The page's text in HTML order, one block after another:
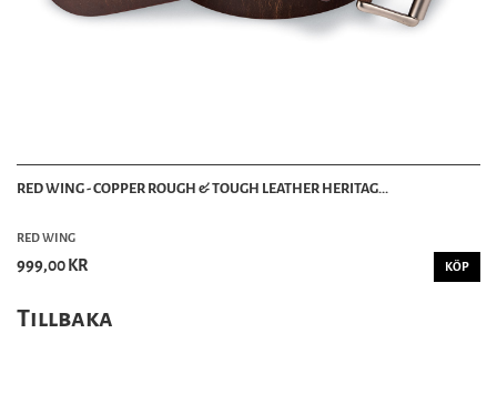
RED WING - COPPER ROUGH & TOUGH LEATHER HERITAG...
RED WING
999,00 KR KÖP
Tillbaka